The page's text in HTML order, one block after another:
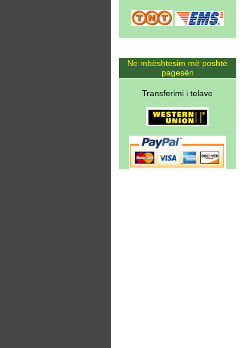
Ne mbështesim më poshtë
pagesën
Transferimi i telave